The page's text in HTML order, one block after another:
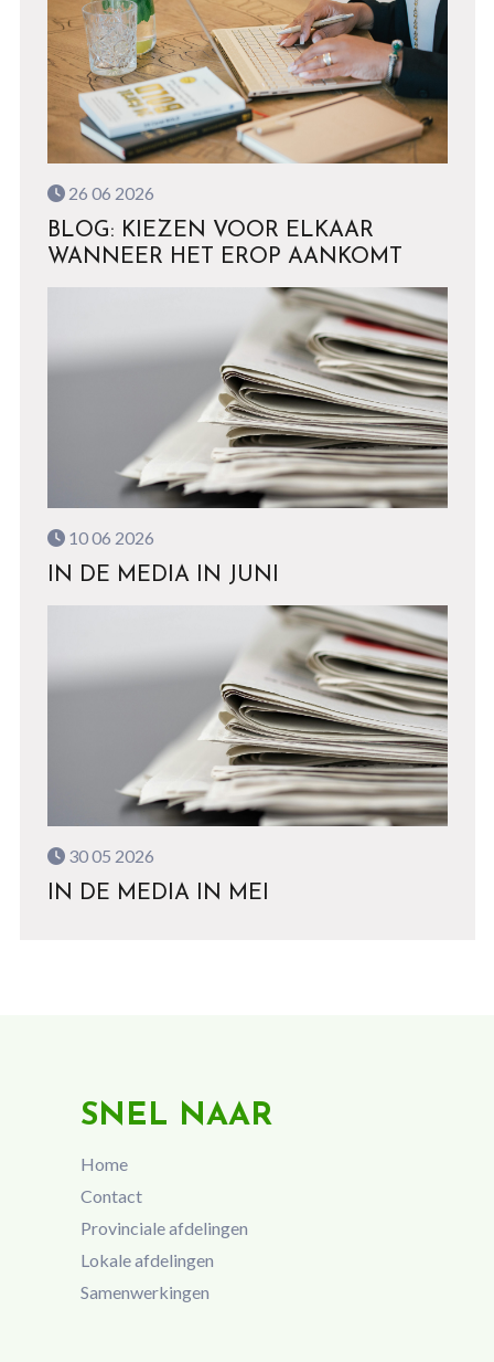
26 06 2026
BLOG: KIEZEN VOOR ELKAAR
WANNEER HET EROP AANKOMT
10 06 2026
IN DE MEDIA IN JUNI
30 05 2026
IN DE MEDIA IN MEI
SNEL NAAR
Home
Contact
Provinciale afdelingen
Lokale afdelingen
Samenwerkingen